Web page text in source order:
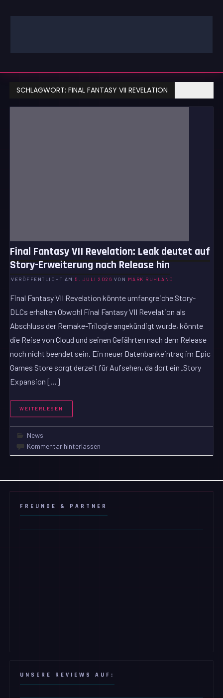
Inhalt
SCHLAGWORT:FINAL FANTASY VII REVELATION
Final Fantasy VII Revelation: Leak deutet auf
Story-Erweiterung nach Release hin
VERÖFFENTLICHT AM 5. JULI 2026 VON MARK RUHLAND
Final Fantasy VII Revelation könnte umfangreiche Story-
DLCs erhalten Obwohl Final Fantasy VII Revelation als
Abschluss der Remake-Trilogie angekündigt wurde, könnte
die Reise von Cloud und seinen Gefährten nach dem Release
noch nicht beendet sein. Ein neuer Datenbankeintrag im Epic
Games Store sorgt derzeit für Aufsehen, da dort ein „Story
Expansion […]
WEITERLESEN
News
Kommentar hinterlassen
FREUNDE & PARTNER
UNSERE REVIEWS AUF: